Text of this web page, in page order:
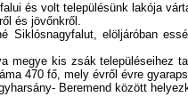
és volt településünk lakója
és jövőnkről.
elöljáróban
megye kis zsák településeihez
470 fő, mely évről évre
Beremend között